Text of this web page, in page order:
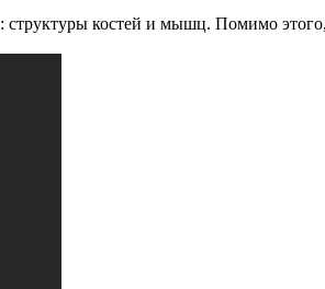
структуры костей и мышц. Помимо